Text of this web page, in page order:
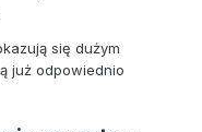
się dużym
już odpowiednio